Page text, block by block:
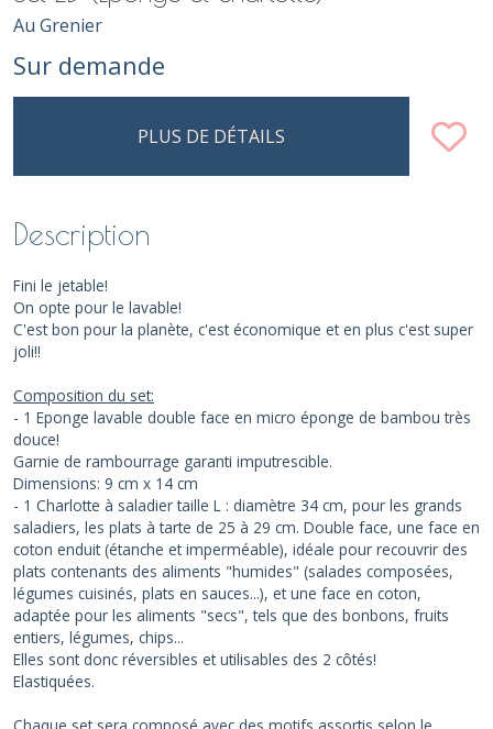
Au Grenier
Sur demande
PLUS DE DÉTAILS
Description
Fini le jetable!
On opte pour le lavable!
C'est bon pour la planète, c'est économique et en plus c'est super
joli!!
Composition du set:
- 1 Eponge lavable double face en micro éponge de bambou très
douce!
Garnie de rambourrage garanti imputrescible.
Dimensions: 9 cm x 14 cm
- 1 Charlotte à saladier taille L : diamètre 34 cm, pour les grands
saladiers, les plats à tarte de 25 à 29 cm. Double face, une face en
coton enduit (étanche et imperméable), idéale pour recouvrir des
plats contenants des aliments "humides" (salades composées,
légumes cuisinés, plats en sauces...), et une face en coton,
adaptée pour les aliments "secs", tels que des bonbons, fruits
entiers, légumes, chips...
Elles sont donc réversibles et utilisables des 2 côtés!
Elastiquées.